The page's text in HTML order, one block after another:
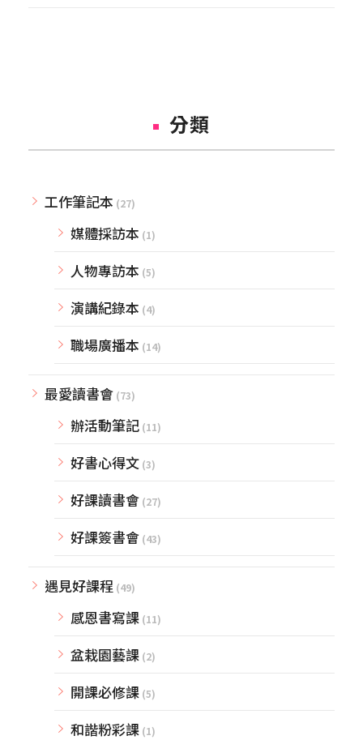
分類
工作筆記本 (27)
媒體採訪本 (1)
人物專訪本 (5)
演講紀錄本 (4)
職場廣播本 (14)
最愛讀書會 (73)
辦活動筆記 (11)
好書心得文 (3)
好課讀書會 (27)
好課簽書會 (43)
遇見好課程 (49)
感恩書寫課 (11)
盆栽園藝課 (2)
開課必修課 (5)
和諧粉彩課 (1)